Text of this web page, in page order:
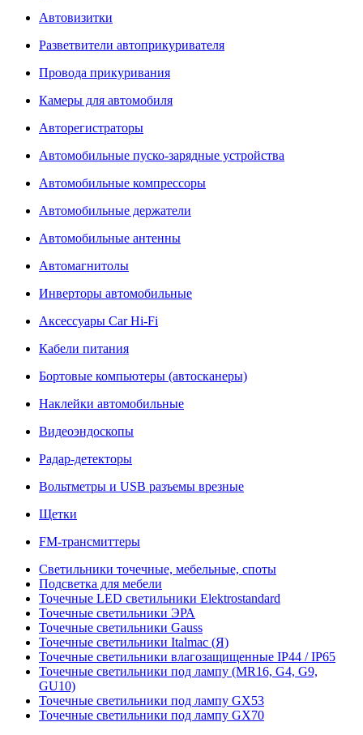
Автовизитки
Разветвители автоприкуривателя
Провода прикуривания
Камеры для автомобиля
Авторегистраторы
Автомобильные пуско-зарядные устройства
Автомобильные компрессоры
Автомобильные держатели
Автомобильные антенны
Автомагнитолы
Инверторы автомобильные
Аксессуары Car Hi-Fi
Кабели питания
Бортовые компьютеры (автосканеры)
Наклейки автомобильные
Видеоэндоскопы
Радар-детекторы
Вольтметры и USB разъемы врезные
Щетки
FM-трансмиттеры
Светильники точечные, мебельные, споты
Подсветка для мебели
Точечные LED светильники Elektrostandard
Точечные светильники ЭРА
Точечные светильники Gauss
Точечные светильники Italmac (Я)
Точечные светильники влагозащищенные IP44 / IP65
Точечные светильники под лампу (MR16, G4, G9,
GU10)
Точечные светильники под лампу GX53
Точечные светильники под лампу GX70